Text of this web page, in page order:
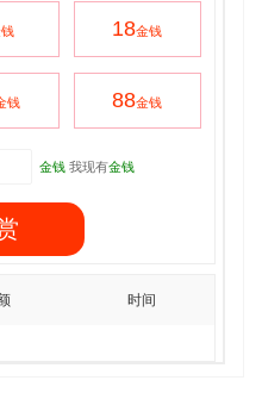
18金钱
钱 88金钱
金钱 我现有金钱
时间